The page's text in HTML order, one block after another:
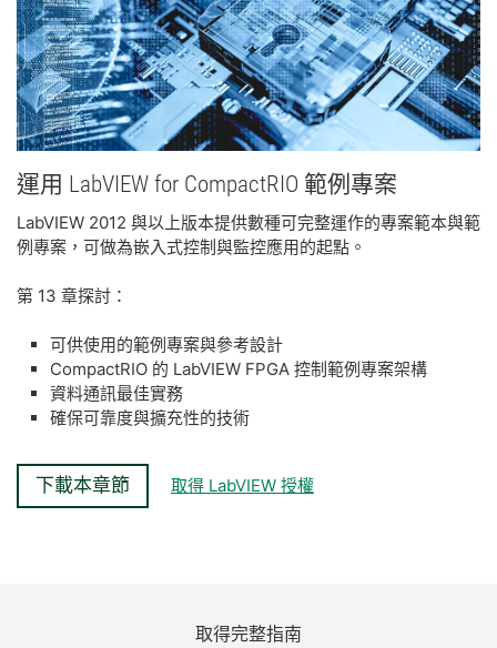
運用 LabVIEW for CompactRIO 範例 專案
LabVIEW 2012 與以上版本提供數種可完整運作的專案範本與範
例專案，可做為嵌入式控制與監控應用的起點。
第 13 章探討：
可供使用的範例專案與參考設計
CompactRIO 的 LabVIEW FPGA 控制範例專案架構
資料通訊最佳實務
確保可靠度與擴充性的技術
下載本章節 取得 LabVIEW 授權
取得完整指南